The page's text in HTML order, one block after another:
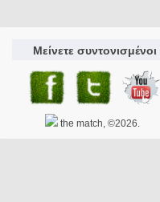
Μείνετε συντονισμένοι
the match, ©2026.